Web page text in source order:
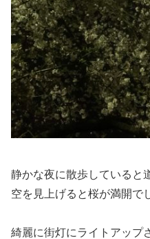
静かな夜に散歩していると
空を見上げると桜が満開で
綺麗に街灯にライトアップ